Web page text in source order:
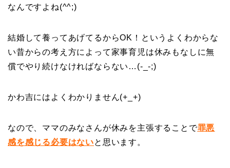
なんですよね(^^;)
結婚して養ってあげてるからOK！というよくわからな
い昔からの考え方によって家事育児は休みもなしに無
償でやり続けなければならない…(-_-;)
かわ吉にはよくわかりません(+_+)
なので、ママのみなさんが休みを主張することで罪悪
感を感じる必要はないと思います。